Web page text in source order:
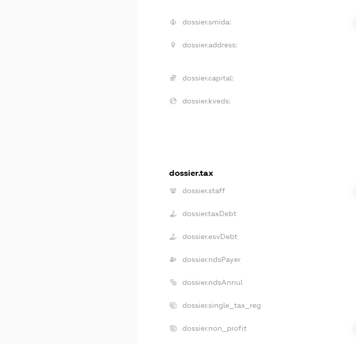
dossier.smida:
dossier.address:
dossier.capital:
dossier.kveds:
dossier.tax
dossier.staff
dossier.taxDebt
dossier.esvDebt
dossier.ndsPayer
dossier.ndsAnnul
dossier.single_tax_reg
dossier.non_profit